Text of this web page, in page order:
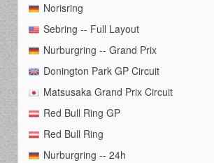
Norisring
Sebring -- Full Layout
Nurburgring -- Grand Prix
Donington Park GP Circuit
Matsusaka Grand Prix Circuit
Red Bull Ring GP
Red Bull Ring
Nurburgring -- 24h